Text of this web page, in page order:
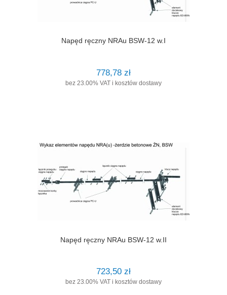
Napęd ręczny NRAu BSW-12 w.I
778,78 zł
bez 23.00% VAT i kosztów dostawy
Napęd ręczny NRAu BSW-12 w.II
723,50 zł
bez 23.00% VAT i kosztów dostawy